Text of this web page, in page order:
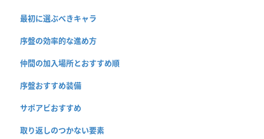
最初に選ぶべきキャラ
序盤の効率的な進め方
仲間の加入場所とおすすめ順
序盤おすすめ装備
サポアビおすすめ
取り返しのつかない要素